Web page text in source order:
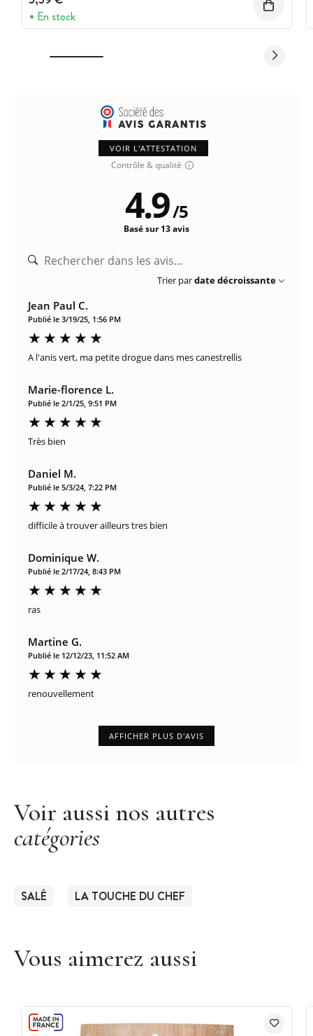
En stock
VOIR L'ATTESTATION
Contrôle & qualité
4.9/5
Basé sur 13 avis
Trier pardate décroissante
Jean Paul C.
Publié le 3/19/25, 1:56 PM
A l'anis vert, ma petite drogue dans mes canestrellis
Marie-florence L.
Publié le 2/1/25, 9:51 PM
Très bien
Daniel M.
Publié le 5/3/24, 7:22 PM
difficile à trouver ailleurs tres bien
Dominique W.
Publié le 2/17/24, 8:43 PM
ras
Martine G.
Publié le 12/12/23, 11:52 AM
renouvellement
AFFICHER PLUS D'AVIS
Voir aussi nos autres
catégories
SALÉ LA TOUCHE DU CHEF
Vous aimerez aussi